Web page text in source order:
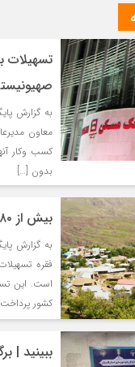
تسهیلات
به گزارش
معاون
کسب وکار
بدون […]
بیش از ۷۸۰ میلیارد ریال تسهیلات مسکن روستایی طی سال جاری پرداخت شد
است. این
کشور
ببینید |